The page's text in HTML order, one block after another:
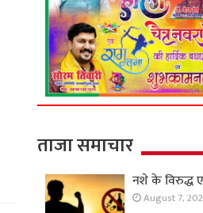
ताजा समाचार
नशे के विरुद्ध
August 7,